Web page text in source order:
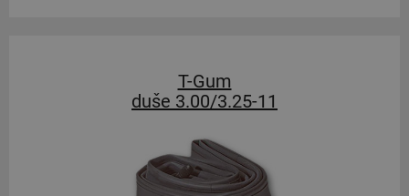
T-Gum
duše 3.00/3.25-11